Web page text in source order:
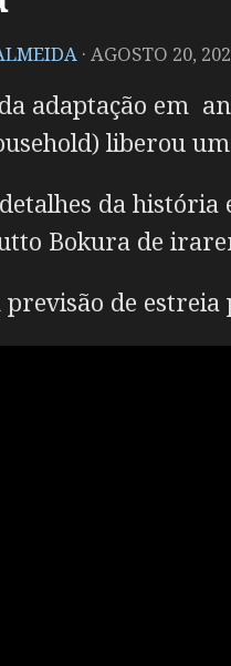
· AGOSTO 20,
adaptação em
liberou
da
Bokura de
de